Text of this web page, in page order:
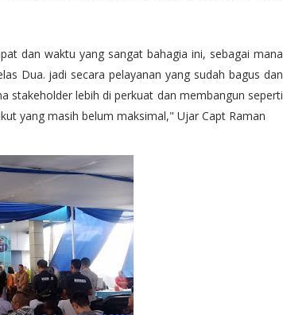
dan waktu yang sangat bahagia ini, sebagai mana
Dua. jadi secara pelayanan yang sudah bagus dan
stakeholder lebih di perkuat dan membangun seperti
yang masih belum maksimal," Ujar Capt Raman